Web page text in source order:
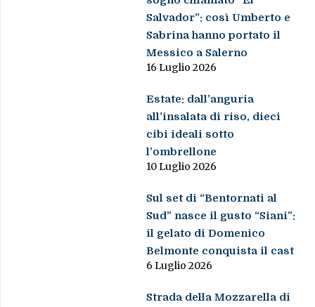
Salvador”: così Umberto e
Sabrina hanno portato il
Messico a Salerno
16 Luglio 2026
Estate: dall’anguria
all’insalata di riso, dieci
cibi ideali sotto
l’ombrellone
10 Luglio 2026
Sul set di “Bentornati al
Sud” nasce il gusto “Siani”:
il gelato di Domenico
Belmonte conquista il cast
6 Luglio 2026
Strada della Mozzarella di